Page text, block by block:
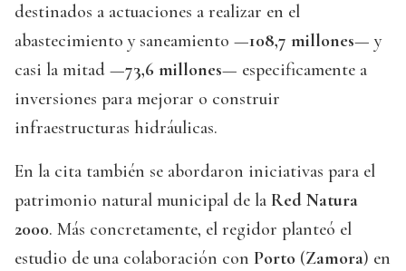
destinados a actuaciones a realizar en el
abastecimiento y saneamiento —108,7 millones— y
casi la mitad —73,6 millones— especificamente a
inversiones para mejorar o construir
infraestructuras hidráulicas.
En la cita también se abordaron iniciativas para el
patrimonio natural municipal de la Red Natura
2000. Más concretamente, el regidor planteó el
estudio de una colaboración con Porto (Zamora) en